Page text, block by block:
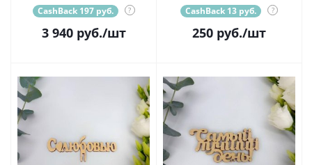
CashBack 197 руб. ?
3 940руб./шт
CashBack 13 руб. ?
250 руб./шт